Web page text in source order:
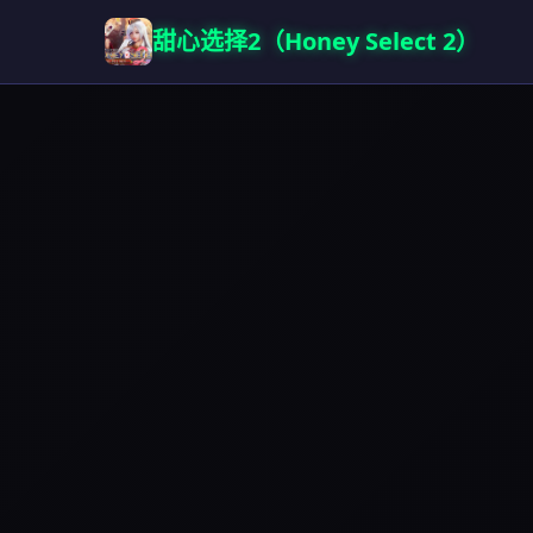
甜心选择2（Honey Select 2）